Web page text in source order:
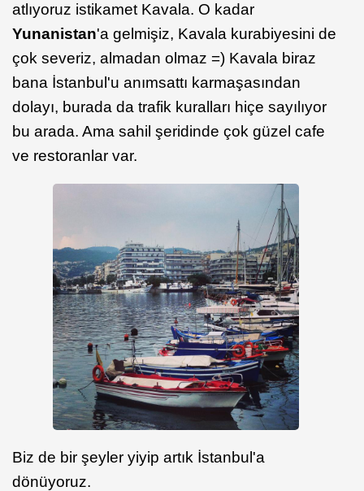
atlıyoruz istikamet Kavala. O kadar
Yunanistan'a gelmişiz, Kavala kurabiyesini de
çok severiz, almadan olmaz =) Kavala biraz
bana İstanbul'u anımsattı karmaşasından
dolayı, burada da trafik kuralları hiçe sayılıyor
bu arada. Ama sahil şeridinde çok güzel cafe
ve restoranlar var.
Biz de bir şeyler yiyip artık İstanbul'a
dönüyoruz.